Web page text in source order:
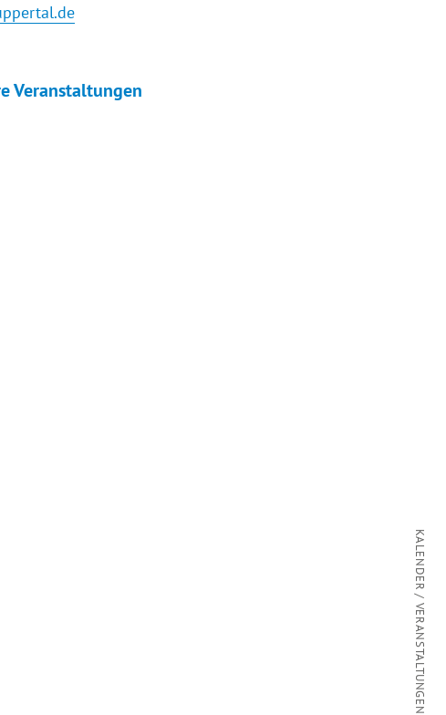
Veranstaltungen
KALENDER / VERANSTALTUNGEN